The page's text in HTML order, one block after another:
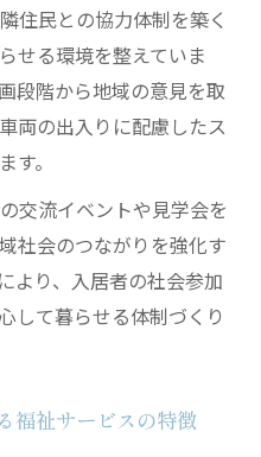
住民との協力体制を築く
せる環境を整えていま
段階から地域の意見を取
両の出入りに配慮したス
す。
交流イベントや見学会を
社会のつながりを強化す
より、入居者の社会参加
して暮らせる体制づくり
福祉サービスの特徴